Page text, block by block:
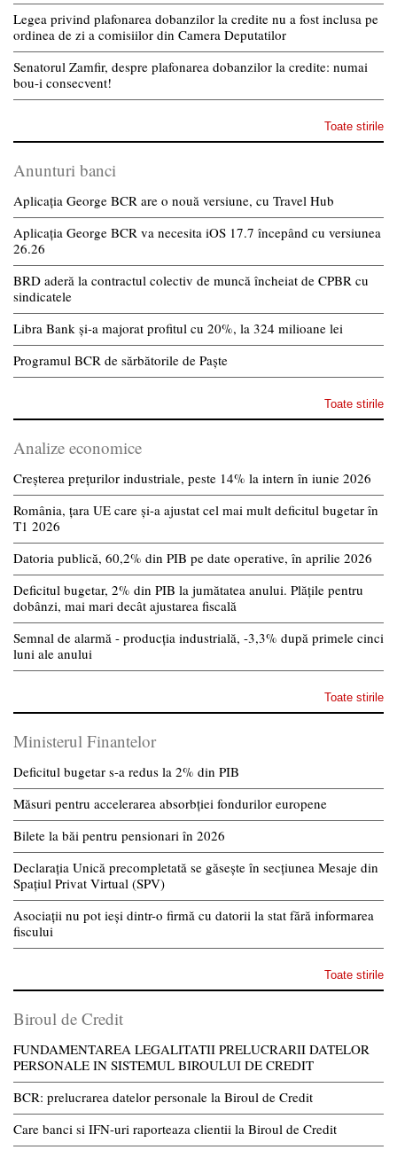
Legea privind plafonarea dobanzilor la credite nu a fost inclusa pe
ordinea de zi a comisiilor din Camera Deputatilor
Senatorul Zamfir, despre plafonarea dobanzilor la credite: numai
bou-i consecvent!
Toate stirile
Anunturi banci
Aplicația George BCR are o nouă versiune, cu Travel Hub
Aplicația George BCR va necesita iOS 17.7 începând cu versiunea
26.26
BRD aderă la contractul colectiv de muncă încheiat de CPBR cu
sindicatele
Libra Bank și-a majorat profitul cu 20%, la 324 milioane lei
Programul BCR de sărbătorile de Paște
Toate stirile
Analize economice
Creșterea prețurilor industriale, peste 14% la intern în iunie 2026
România, țara UE care și-a ajustat cel mai mult deficitul bugetar în
T1 2026
Datoria publică, 60,2% din PIB pe date operative, în aprilie 2026
Deficitul bugetar, 2% din PIB la jumătatea anului. Plățile pentru
dobânzi, mai mari decât ajustarea fiscală
Semnal de alarmă - producția industrială, -3,3% după primele cinci
luni ale anului
Toate stirile
Ministerul Finantelor
Deficitul bugetar s-a redus la 2% din PIB
Măsuri pentru accelerarea absorbției fondurilor europene
Bilete la băi pentru pensionari în 2026
Declarația Unică precompletată se găsește în secțiunea Mesaje din
Spațiul Privat Virtual (SPV)
Asociații nu pot ieși dintr-o firmă cu datorii la stat fără informarea
fiscului
Toate stirile
Biroul de Credit
FUNDAMENTAREA LEGALITATII PRELUCRARII DATELOR
PERSONALE IN SISTEMUL BIROULUI DE CREDIT
BCR: prelucrarea datelor personale la Biroul de Credit
Care banci si IFN-uri raporteaza clientii la Biroul de Credit